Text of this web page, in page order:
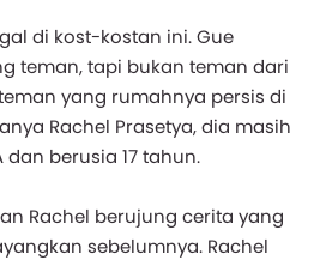
di kost-kostan ini. Gue
teman, tapi bukan teman dari
yang rumahnya persis di
Rachel Prasetya, dia masih
berusia 17 tahun.
Rachel berujung cerita yang
sebelumnya. Rachel